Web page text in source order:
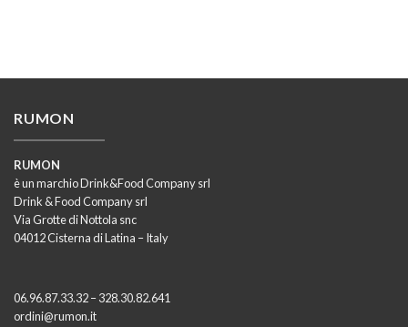
RUMON
RUMON
è un marchio Drink&Food Company srl
Drink & Food Company srl
Via Grotte di Nottola snc
04012 Cisterna di Latina – Italy
06.96.87.33.32 – 328.30.82.641
ordini@rumon.it